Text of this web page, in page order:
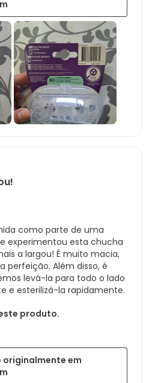
como parte de uma
experimentou esta chucha
a largou! É muito macia,
perfeição. Além disso, é
levá-la para todo o lado
e esterilizá-la rapidamente.
produto.
originalmente em